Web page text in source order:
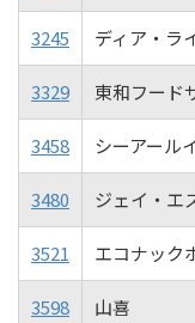
3245 ディア・ラ
3329 東和フード
3458 シーアール
3480 ジェイ・エ
3521 エコナック
3598 山喜